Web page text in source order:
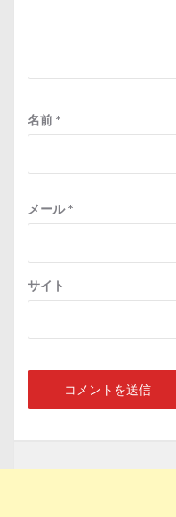
名前 *
メール*
サイト